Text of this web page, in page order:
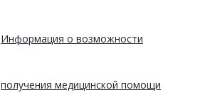
Информация о возможности
получения медицинской помощи